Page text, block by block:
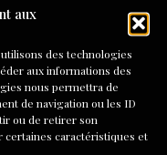
aux
des technologies
aux informations des
nous permettra de
de navigation ou les ID
ou de retirer son
caractéristiques et
:
et pas ou peu de
l’arc des